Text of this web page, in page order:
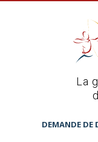
La
DEMANDE DE